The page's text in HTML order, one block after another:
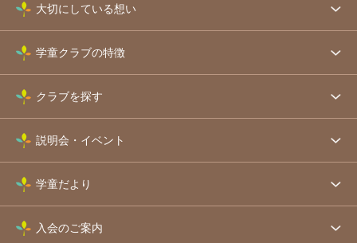
大切にしている想い
学童クラブの特徴
クラブを探す
説明会・イベント
学童だより
入会のご案内